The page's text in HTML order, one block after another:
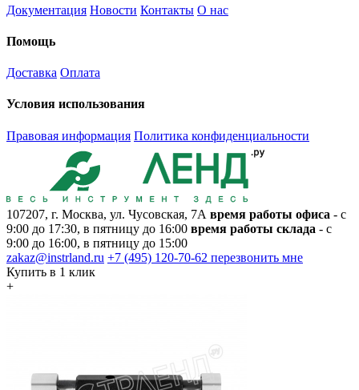
Документация Новости Контакты О нас
Помощь
Доставка Оплата
Условия использования
Правовая информация Политика конфиденциальности
107207, г. Москва, ул. Чусовская, 7А время работы офиса - с
9:00 до 17:30, в пятницу до 16:00 время работы склада - с
9:00 до 16:00, в пятницу до 15:00
zakaz@instrland.ru +7 (495) 120-70-62 перезвонить мне
Купить в 1 клик
+